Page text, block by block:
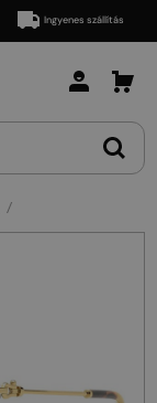
Ingyenes szállítás